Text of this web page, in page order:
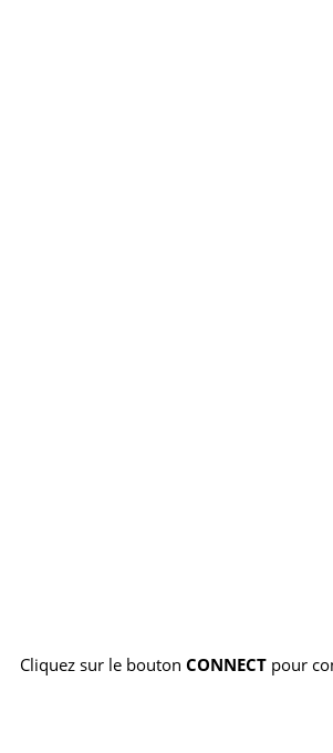
Cliquez sur le boutonCONNECT pour